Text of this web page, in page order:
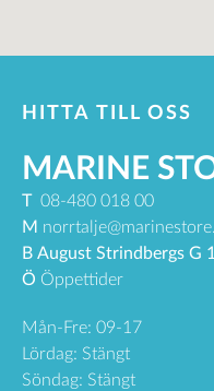
HITTA TILL OSS
MARINE
T08-480 018 00
M
BAugust Strindbergs G
Ö Öppettider
Mån-Fre: 09-17
Lördag: Stängt
Söndag: Stängt